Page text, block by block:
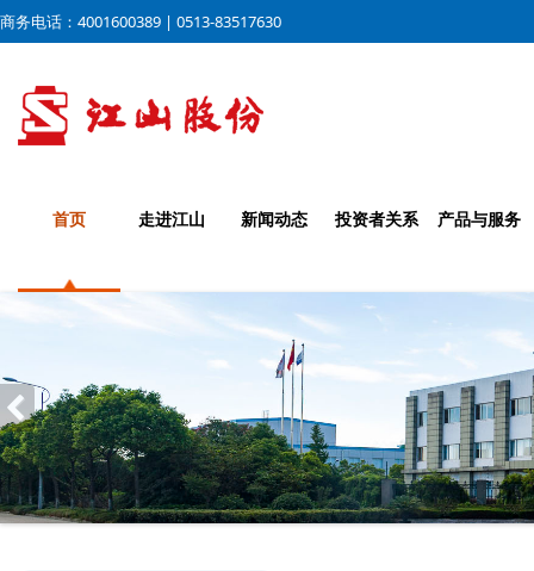
商务电话：4001600389 | 0513-83517630
首页 走进江山 新闻动态 投资者关系 产品与服务